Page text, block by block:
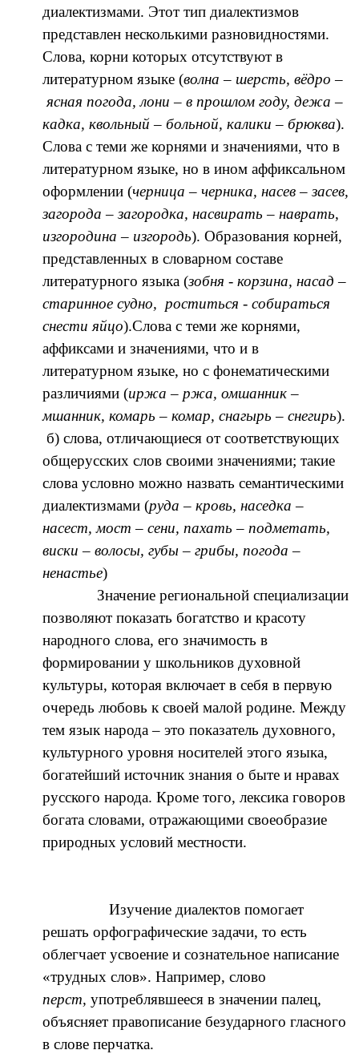
диалектизмами. Этот тип диалектизмов
представлен несколькими разновидностями.
Слова, корни которых отсутствуют в
литературном языке (волна – шерсть, вёдро –
ясная погода, лони – в прошлом году, дежа –
кадка, квольный – больной, калики – брюква).
Слова с теми же корнями и значениями, что в
литературном языке, но в ином аффиксальном
оформлении (черница –черника, насев – засев,
загорода – загородка, насвирать – наврать,
изгородина – изгородь). Образования корней,
представленных в словарном составе
литературного языка (зобня - корзина, насад –
старинное судно, роститься - собираться
снести яйцо).Слова с теми же корнями,
аффиксами и значениями, что и в
литературном языке, но с фонематическими
различиями (иржа – ржа, омшанник –
мшанник, комарь – комар, снагырь – снегирь).
б) слова, отличающиеся от соответствующих
общерусских слов своими значениями; такие
слова условно можно назвать семантическими
диалектизмами (руда – кровь, наседка –
насест, мост – сени, пахать – подметать,
виски – волосы, губы – грибы, погода –
ненастье)
Значение региональной специализации
позволяют показать богатство и красоту
народного слова, его значимость в
формировании у школьников духовной
культуры, которая включает в себя в первую
очередь любовь к своей малой родине. Между
тем язык народа – это показатель духовного,
культурного уровня носителей этого языка,
богатейший источник знания о быте и нравах
русского народа. Кроме того, лексика говоров
богата словами, отражающими своеобразие
природных условий местности.
Изучение диалектов помогает
решать орфографические задачи, то есть
облегчает усвоение и сознательное написание
«трудных слов». Например, слово
перст, употреблявшееся в значении палец,
объясняет правописание безударного гласного
в слове перчатка.